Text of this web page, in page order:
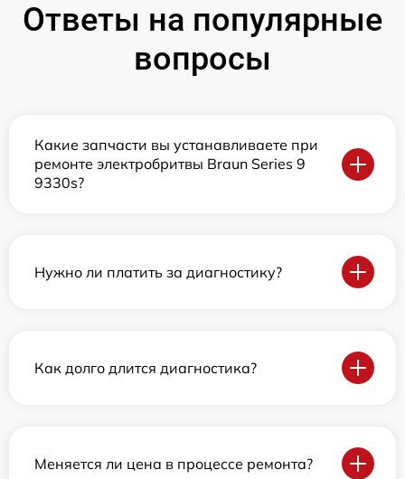
Ответы на популярные
вопросы
Какие запчасти вы устанавливаете при
ремонте электробритвы Braun Series 9
9330s?
Нужно ли платить за диагностику?
Как долго длится диагностика?
Меняется ли цена в процессе ремонта?